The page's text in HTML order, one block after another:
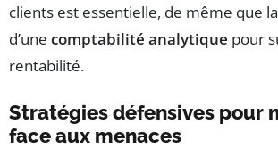
clients est essentielle, de même que
d’une comptabilité analytique pour
rentabilité.
Stratégies défensives pour
face aux menaces